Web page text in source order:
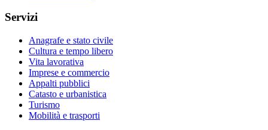
Servizi
Anagrafe e stato civile
Cultura e tempo libero
Vita lavorativa
Imprese e commercio
Appalti pubblici
Catasto e urbanistica
Turismo
Mobilità e trasporti